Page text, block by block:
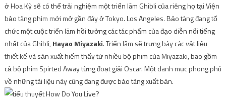
ở Hoa Kỳ sẽ có thể trải nghiệm một triển lãm Ghibli của riêng họ tại Viện
bảo tàng phim mới mở gần đây ở Tokyo. Los Angeles. Bảo tàng đang tổ
chức một cuộc triển lãm hồi tưởng các tác phẩm của đạo diễn nổi tiếng
nhất của Ghibli,Hayao Miyazaki. Triển lãm sẽ trưng bày các vật liệu
thiết kế và sản xuất hiếm thấy từ nhiều bộ phim của Miyazaki, bao gồm
cả bộ phim Spirted Away từng đoạt giải Oscar. Một danh mục phong phú
về những tài liệu này cũng đang được bảo tàng xuất bản.